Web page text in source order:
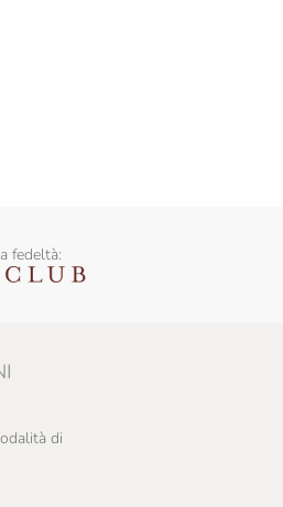
fedeltà:
di